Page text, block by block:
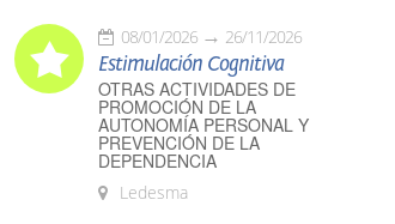
08/01/2026 26/11/2026
Estimulación Cognitiva
OTRAS ACTIVIDADES DE
PROMOCIÓN DE LA
AUTONOMÍA PERSONAL Y
PREVENCIÓN DE LA
DEPENDENCIA
Ledesma